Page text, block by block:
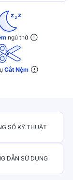
ngủ thử
Cắt Nệm
SỐ KỸ THUẬT
DẪN SỬ DỤNG